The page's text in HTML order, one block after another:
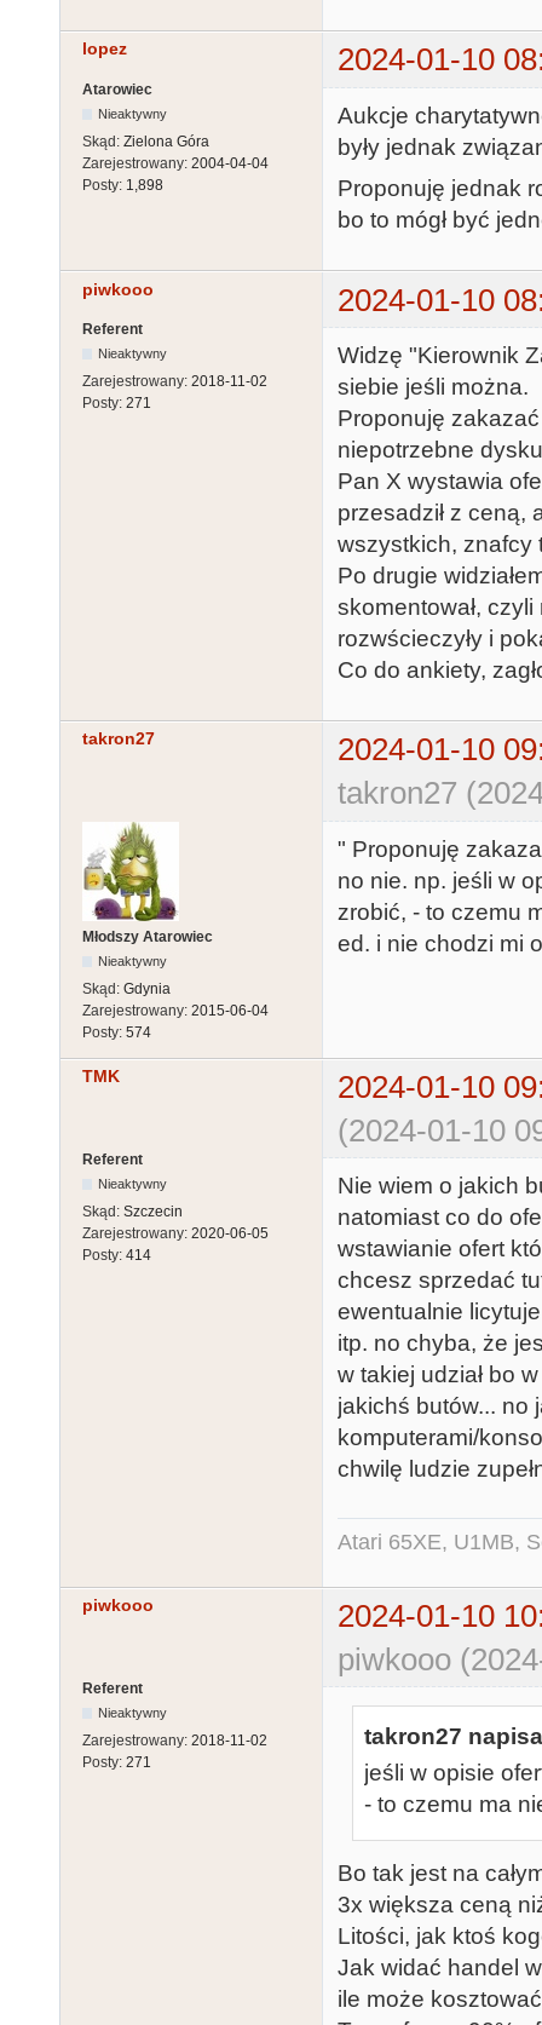
lopez 2024-01-10
Atarowiec
Nieaktywny
Skąd: Zielona Góra
Zarejestrowany: 2004-04-04
Posty: 1,898
Aukcje
były jednak
Proponuję jednak
bo to mógł być
piwkooo 2024-01-10
Referent
Nieaktywny
Zarejestrowany: 2018-11-02
Posty: 271
Widzę "Kierownik
siebie jeśli można.
Proponuję
niepotrzebne
Pan X wystawia
przesadził z ceną,
wszystkich, znafcy
Po drugie
skomentował,
rozwścieczyły i
Co do ankiety,
takron27
2024-01-10
takron27
Młodszy Atarowiec
Nieaktywny
Skąd: Gdynia
Zarejestrowany: 2015-06-04
Posty: 574
" Proponuję
no nie. np. jeśli w
zrobić, - to czemu
ed. i nie chodzi mi
TMK
2024-01-10
(2024-01-10
Referent
Nieaktywny
Skąd: Szczecin
Zarejestrowany: 2020-06-05
Posty: 414
Nie wiem o jakich
natomiast co do
wstawianie ofert
chcesz sprzedać
ewentualnie
itp. no chyba, że
w takiej udział bo
jakichś butów... no
komputerami/
chwilę ludzie
Atari 65XE, U1MB,
piwkooo
2024-01-10
piwkooo
Referent
Nieaktywny
Zarejestrowany: 2018-11-02
Posty: 271
takron27
jeśli w opisie
- to czemu ma
Bo tak jest na
3x większa ceną
Litości, jak ktoś
Jak widać handel
ile może